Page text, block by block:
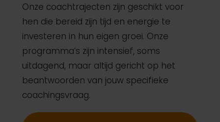
Onze coachtrajecten zijn geschikt voor
hen die bereid zijn tijd en energie te
investeren in hun eigen groei. Onze
programma’s zijn intensief, soms
uitdagend, maar altijd gericht op het
beantwoorden van jouw specifieke
coachingsvraag.